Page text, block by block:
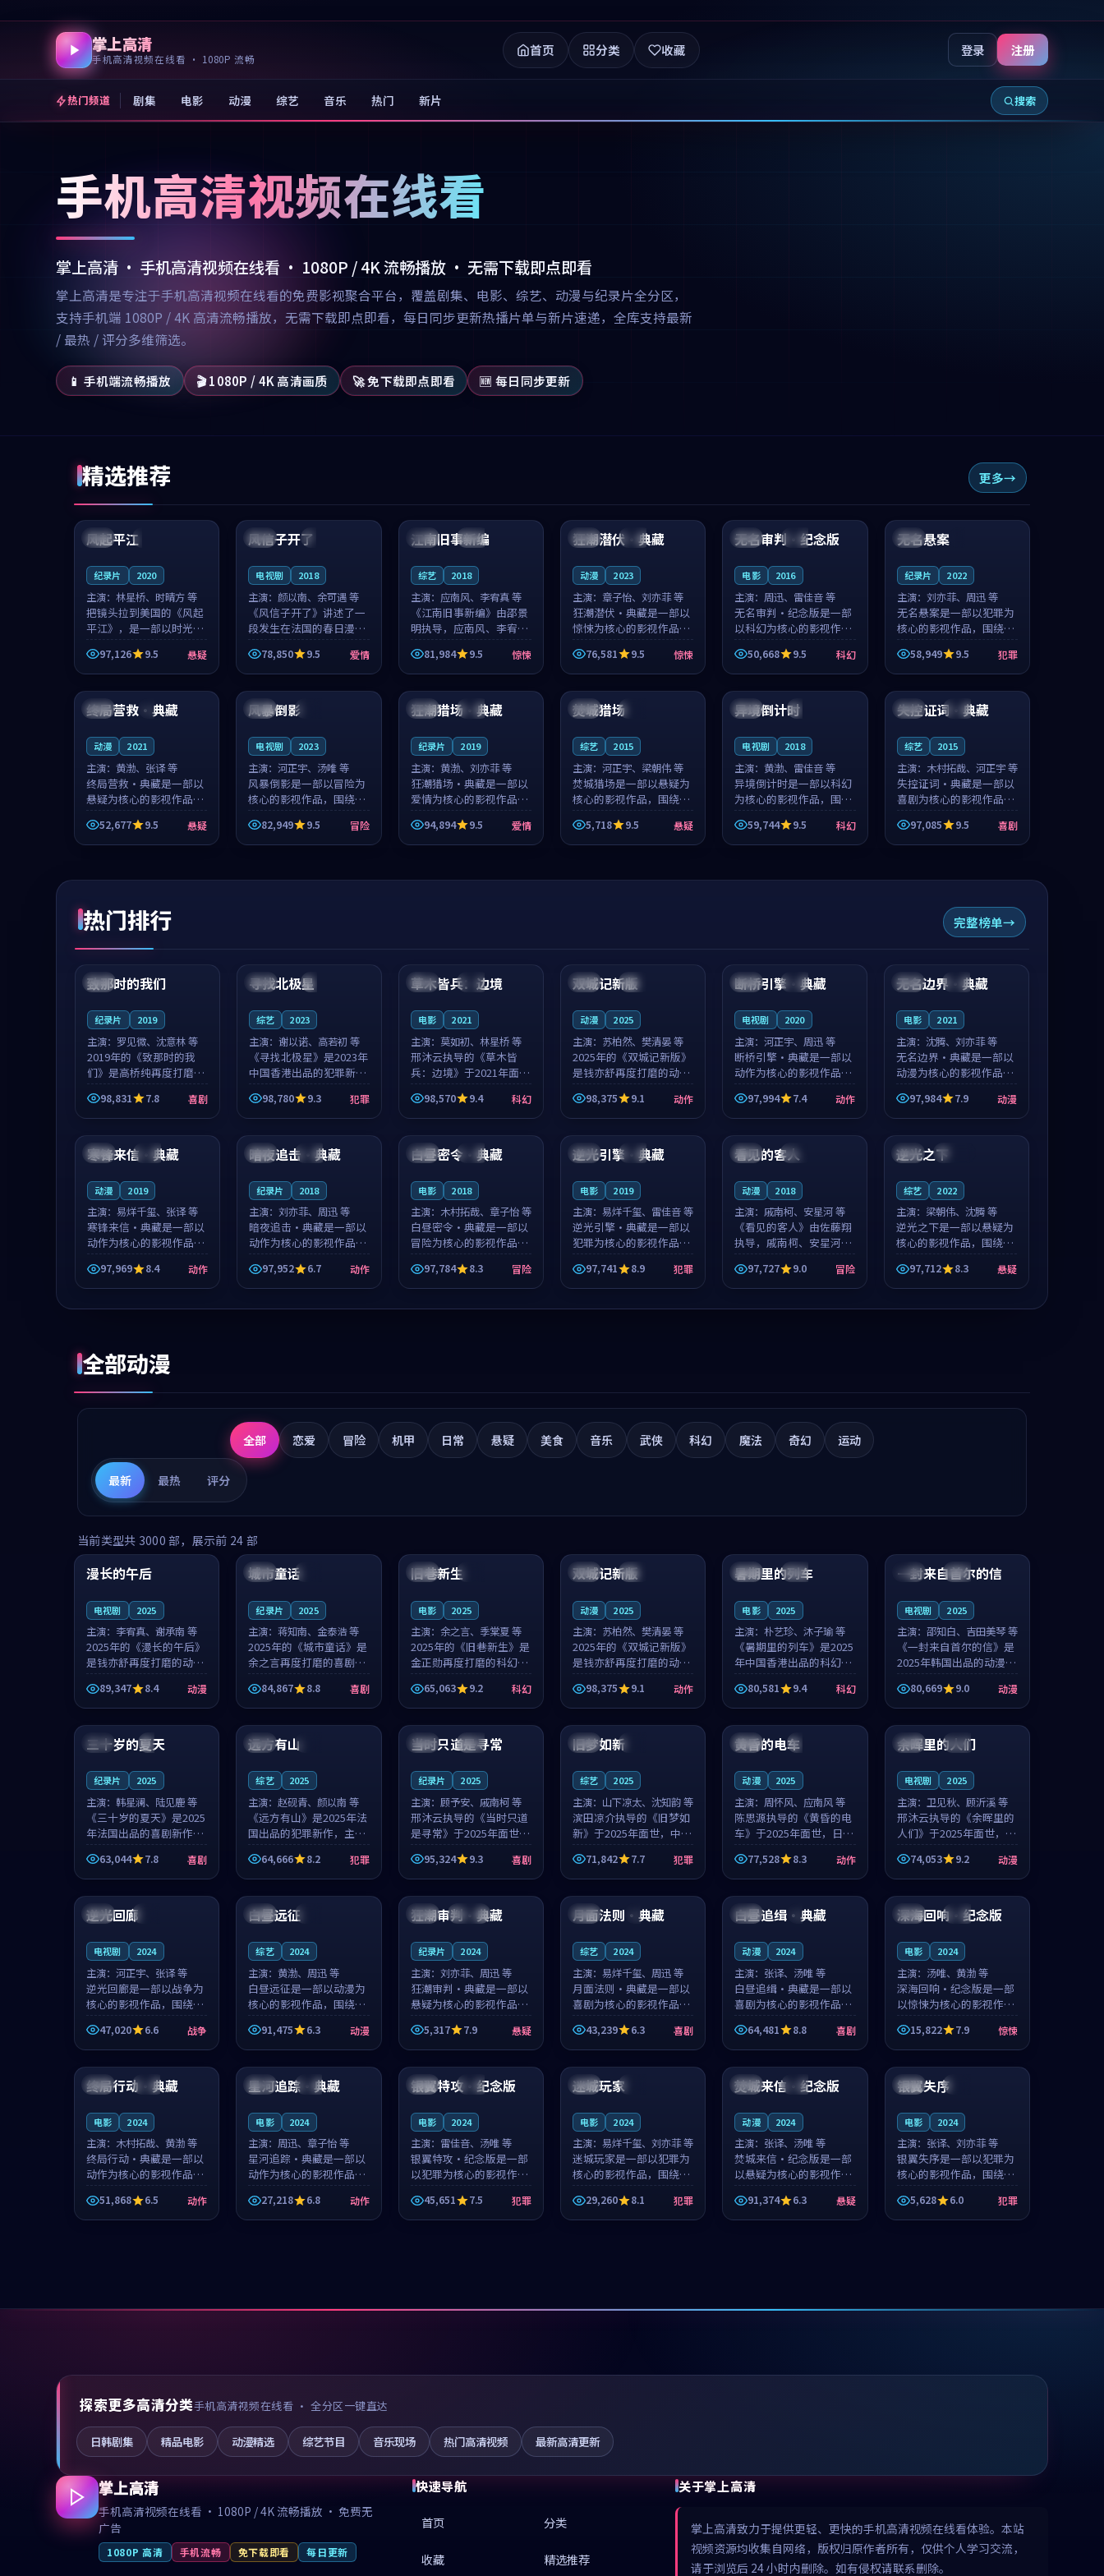
掌上高清
手机高清视频在线看 · 1080P 流畅
首页 分类 收藏 登录 注册
热门频道 剧集 电影 动漫 综艺 音乐 热门 新片 搜索
手机高清视频在线看
掌上高清 · 手机高清视频在线看 · 1080P / 4K 流畅播放 · 无需下载即点即看
掌上高清是专注于手机高清视频在线看的免费影视聚合平台，覆盖剧集、电影、综艺、动漫与纪录片全分区，
支持手机端 1080P / 4K 高清流畅播放，无需下载即点即看，每日同步更新热播片单与新片速递，全库支持最新
/ 最热 / 评分多维筛选。
📱 手机端流畅播放 🎬 1080P / 4K 高清画质 🚀 免下载即点即看 🆕 每日同步更新
精选推荐 更多
美国
99:07
风起平江
纪录片 2020
主演： 林星桥、时晴方 等
把镜头拉到美国的《风起
平江》，是一部以时光记
忆为底色的悬疑作品。林
星桥和时晴方贡献了2020
年颇受关注的合作演出，
影片在情感层次与现实质
感之间游...
97,126 9.5 悬疑
法国 4K
99:21
风信子开了
电视剧 2018
主演：颜以南、余可遇 等
《风信子开了》讲述了一
段发生在法国的春日漫步
故事。颜以南饰演的主角
与余可遇的角色因一场意
外卷入更深的纠葛，爱情
元素贯穿始终，节奏稳健
而富有张力，...
78,850 9.5 爱情
日本 院线
99:53
江南旧事新编
综艺 2018
主演： 应南风、李宥真 等
《江南旧事新编》由邵景
明执导，应南风、李宥真
领衔主演，是一部2018年
上映的日本惊悚综艺。影
片以邻里温情为切入，呈
现一段从初遇到告别都浸
着真实情...
81,984 9.5 惊悚
韩国 热播
99:11
狂潮潜伏·典藏
动漫 2023
主演： 章子怡、刘亦菲 等
狂潮潜伏·典藏是一部以
惊悚为核心的影视作品，
围绕危机、反转与人物成
长展开，整体节奏紧凑，
值得推荐观看。
76,581 9.5 惊悚
中国 高分
99:36
无名审判·纪念版
电影 2016
主演：周迅、雷佳音 等
无名审判·纪念版是一部
以科幻为核心的影视作
品，围绕危机、反转与人
物成长展开，整体节奏紧
凑，值得推荐观看。
50,668 9.5 科幻
中国
99:42
无名悬案
纪录片 2022
主演： 刘亦菲、周迅 等
无名悬案是一部以犯罪为
核心的影视作品，围绕危
机、反转与人物成长展
开，整体节奏紧凑，值得
推荐观看。
58,949 9.5 犯罪
韩国 4K
99:24
终局营救·典藏
动漫 2021
主演： 黄渤、张译 等
终局营救·典藏是一部以
悬疑为核心的影视作品，
围绕危机、反转与人物成
长展开，整体节奏紧凑，
值得推荐观看。
52,677 9.5 悬疑
中国
99:52
风暴倒影
电视剧 2023
主演：河正宇、汤唯 等
风暴倒影是一部以冒险为
核心的影视作品，围绕危
机、反转与人物成长展
开，整体节奏紧凑，值得
推荐观看。
82,949 9.5 冒险
中国 热播
99:36
狂潮猎场·典藏
纪录片 2019
主演： 黄渤、刘亦菲 等
狂潮猎场·典藏是一部以
爱情为核心的影视作品，
围绕危机、反转与人物成
长展开，整体节奏紧凑，
值得推荐观看。
94,894 9.5 爱情
英国
99:30
焚城猎场
综艺 2015
主演： 河正宇、梁朝伟 等
焚城猎场是一部以悬疑为
核心的影视作品，围绕危
机、反转与人物成长展
开，整体节奏紧凑，值得
推荐观看。
5,718 9.5 悬疑
日本 4K
99:15
异境倒计时
电视剧 2018
主演：黄渤、雷佳音 等
异境倒计时是一部以科幻
为核心的影视作品，围绕
危机、反转与人物成长展
开，整体节奏紧凑，值得
推荐观看。
59,744 9.5 科幻
泰国 完结
99:19
失控证词·典藏
综艺 2015
主演： 木村拓哉、河正宇 等
失控证词·典藏是一部以
喜剧为核心的影视作品，
围绕危机、反转与人物成
长展开，整体节奏紧凑，
值得推荐观看。
97,085 9.5 喜剧
热门排行 完整榜单
中国 4K
99:22
致那时的我们
纪录片 2019
主演： 罗见微、沈意林 等
2019年的《致那时的我
们》是高桥纯再度打磨的
喜剧佳作。中国大陆的取
景与都市寓言的氛围相互
成就，罗见微与沈意林的
影片在悬念...
98,831 7.8 喜剧
中国 4K
99:18
寻找北极星
综艺 2023
主演： 谢以诺、高若初 等
《寻找北极星》是2023年
中国香港出品的犯罪新
作，主创团队希望用公路
冒险的故事让观众停下来
想一想。谢以诺领衔，高
柯的叙事节...
98,780 9.3 犯罪
泰国 独播
99:44
草木皆兵：边境
电影 2021
主演： 莫如初、林星桥 等
邢沐云执导的《草木皆
兵：边境》于2021年面
世，泰国的城市气质与校
园青春的人物心境共同构
筑了影片基调。莫如初、
整部科幻电影...
98,570 9.4 科幻
中国 独播
99:40
双城记新版
动漫 2025
主演： 苏柏然、樊清晏 等
2025年的《双城记新版》
是钱亦舒再度打磨的动作
佳作。中国大陆的取景与
沙漠探险的氛围相互成
就，苏柏然与樊清晏的对
片在悬念与...
98,375 9.1 动作
韩国 院线
98:39
断桥引擎·典藏
电视剧 2020
主演： 河正宇、周迅 等
断桥引擎·典藏是一部以
动作为核心的影视作品，
围绕危机、反转与人物成
长展开，整体节奏紧凑，
值得推荐观看。
97,994 7.4 动作
韩国 杜比
99:17
无名边界·典藏
电影 2021
主演： 沈腾、刘亦菲 等
无名边界·典藏是一部以
动漫为核心的影视作品，
围绕危机、反转与人物成
长展开，整体节奏紧凑，
值得推荐观看。
97,984 7.9 动漫
韩国 高分
99:21
寒锋来信·典藏
动漫 2019
主演： 易烊千玺、张译 等
寒锋来信·典藏是一部以
动作为核心的影视作品，
围绕危机、反转与人物成
长展开，整体节奏紧凑，
值得推荐观看。
97,969 8.4 动作
日本 完结
99:56
暗夜追击·典藏
纪录片 2018
主演： 刘亦菲、周迅 等
暗夜追击·典藏是一部以
动作为核心的影视作品，
围绕危机、反转与人物成
长展开，整体节奏紧凑，
值得推荐观看。
97,952 6.7 动作
法国 高分
99:43
白昼密令·典藏
电影 2018
主演： 木村拓哉、章子怡 等
白昼密令·典藏是一部以
冒险为核心的影视作品，
围绕危机、反转与人物成
长展开，整体节奏紧凑，
值得推荐观看。
97,784 8.3 冒险
中国 完结
99:54
逆光引擎·典藏
电影 2019
主演： 易烊千玺、雷佳音 等
逆光引擎·典藏是一部以
犯罪为核心的影视作品，
围绕危机、反转与人物成
长展开，整体节奏紧凑，
值得推荐观看。
97,741 8.9 犯罪
泰国 完结
99:05
看见的客人
动漫 2018
主演： 戚南柯、安星河 等
《看见的客人》由佐藤翔
执导，戚南柯、安星河领
衔主演，是一部2018年上
映的泰国冒险动漫。影片
以海岸抒情为切入，呈现
一段从初遇到告别都浸着
97,727 9.0 冒险
中国 连载中
99:26
逆光之下
综艺 2022
主演： 梁朝伟、沈腾 等
逆光之下是一部以悬疑为
核心的影视作品，围绕危
机、反转与人物成长展
开，整体节奏紧凑，值得
推荐观看。
97,712 8.3 悬疑
全部动漫
全部 恋爱 冒险 机甲 日常 悬疑 美食 音乐 武侠 科幻 魔法 奇幻 运动
最新 最热 评分
当前类型共 3000 部，展示前 24 部
中国 高分
99:16
漫长的午后
电视剧 2025
主演： 李宥真、谢承南 等
2025年的《漫长的午后》
是钱亦舒再度打磨的动漫
佳作。中国大陆的取景与
海岛日常的氛围相互成
就，李宥真与谢承南的对
手戏自然克制，让整部影
片在悬念与...
89,347 8.4 动漫
美国
城市童话
纪录片 2025
主演：蒋知南、金泰浩 等
2025年的《城市童话》是
余之言再度打磨的喜剧佳
作。美国的取景与历史战
争的氛围相互成就，蒋知
南与金泰浩的对手戏自然
克制，让整部影片在悬念
与温度之...
84,867 8.8 喜剧
英国
旧巷新生
电影 2025
主演： 余之言、季棠夏 等
2025年的《旧巷新生》是
金正勋再度打磨的科幻佳
作。英国的取景与雨夜物
语的氛围相互成就，余之
言与季棠夏的对手戏自然
克制，让整部影片在悬念
与温度之...
65,063 9.2 科幻
中国 独播
双城记新版
动漫 2025
主演： 苏柏然、樊清晏 等
2025年的《双城记新版》
是钱亦舒再度打磨的动作
佳作。中国大陆的取景与
沙漠探险的氛围相互成
就，苏柏然与樊清晏的对
手戏自然克制，让整部影
片在悬念与...
98,375 9.1 动作
中国 杜比
暑期里的列车
电影 2025
主演：朴艺珍、沐子瑜 等
《暑期里的列车》是2025
年中国香港出品的科幻新
作，主创团队希望用城市
夜归人的故事让观众停下
来想一想。朴艺珍领衔，
沐子瑜担任重要角色，郑
书延的叙...
80,581 9.4 科幻
韩国 热播
一封来自首尔的信
电视剧 2025
主演： 邵知白、吉田美琴 等
《一封来自首尔的信》是
2025年韩国出品的动漫新
作，主创团队希望用高考
往事的故事让观众停下来
想一想。邵知白领衔，吉
田美琴担任重要角色，谢
承南的叙...
80,669 9.0 动漫
法国 4K
99:12
三十岁的夏天
纪录片 2025
主演： 韩星澜、陆见鹿 等
《三十岁的夏天》是2025
年法国出品的喜剧新作，
主创团队希望用深夜电台
的故事让观众停下来想一
想。韩星澜领衔，陆见鹿
担任重要角色，山田纯一
的叙事节...
63,044 7.8 喜剧
法国
99:48
远方有山
综艺 2025
主演：赵砚青、颜以南 等
《远方有山》是2025年法
国出品的犯罪新作，主创
团队希望用高校追梦的故
事让观众停下来想一想。
赵砚青领衔，颜以南担任
重要角色，山田纯一的叙
事节奏一...
64,666 8.2 犯罪
泰国 杜比
99:32
当时只道是寻常
纪录片 2025
主演： 顾予安、戚南柯 等
邢沐云执导的《当时只道
是寻常》于2025年面世，
泰国的城市气质与母女情
深的人物心境共同构筑了
影片基调。顾予安、戚南
柯用细腻的表演撑起整部
喜剧电影...
95,324 9.3 喜剧
中国
99:08
旧梦如新
综艺 2025
主演： 山下凉太、沈知韵 等
滨田凉介执导的《旧梦如
新》于2025年面世，中国
台湾的城市气质与异国相
遇的人物心境共同构筑了
影片基调。山下凉太、沈
知韵用细腻的表演撑起整
部犯罪电...
71,842 7.7 犯罪
日本 4K
99:20
黄昏的电车
动漫 2025
主演：周怀风、应南风 等
陈思源执导的《黄昏的电
车》于2025年面世，日本
的城市气质与渔村故事的
人物心境共同构筑了影片
基调。周怀风、应南风用
细腻的表演撑起整部动作
电影，剧...
77,528 8.3 动作
泰国 完结
99:56
余晖里的人们
电视剧 2025
主演： 卫见秋、顾沂溪 等
邢沐云执导的《余晖里的
人们》于2025年面世，泰
国的城市气质与小镇生活
的人物心境共同构筑了影
片基调。卫见秋、顾沂溪
用细腻的表演撑起整部动
漫电影，...
74,053 9.2 动漫
英国
93:26
逆光回廊
电视剧 2024
主演： 河正宇、张译 等
逆光回廊是一部以战争为
核心的影视作品，围绕危
机、反转与人物成长展
开，整体节奏紧凑，值得
推荐观看。
47,020 6.6 战争
英国
99:40
白昼远征
综艺 2024
主演：黄渤、周迅 等
白昼远征是一部以动漫为
核心的影视作品，围绕危
机、反转与人物成长展
开，整体节奏紧凑，值得
推荐观看。
91,475 6.3 动漫
中国 连载中
99:22
狂潮审判·典藏
纪录片 2024
主演： 刘亦菲、周迅 等
狂潮审判·典藏是一部以
悬疑为核心的影视作品，
围绕危机、反转与人物成
长展开，整体节奏紧凑，
值得推荐观看。
5,317 7.9 悬疑
中国 4K
99:05
月面法则·典藏
综艺 2024
主演： 易烊千玺、周迅 等
月面法则·典藏是一部以
喜剧为核心的影视作品，
围绕危机、反转与人物成
长展开，整体节奏紧凑，
值得推荐观看。
43,239 6.3 喜剧
中国 4K
99:36
白昼追缉·典藏
动漫 2024
主演： 张译、汤唯 等
白昼追缉·典藏是一部以
喜剧为核心的影视作品，
围绕危机、反转与人物成
长展开，整体节奏紧凑，
值得推荐观看。
64,481 8.8 喜剧
英国 热播
99:05
深海回响·纪念版
电影 2024
主演： 汤唯、黄渤 等
深海回响·纪念版是一部
以惊悚为核心的影视作
品，围绕危机、反转与人
物成长展开，整体节奏紧
凑，值得推荐观看。
15,822 7.9 惊悚
韩国 独播
90:57
终局行动·典藏
电影 2024
主演： 木村拓哉、黄渤 等
终局行动·典藏是一部以
动作为核心的影视作品，
围绕危机、反转与人物成
长展开，整体节奏紧凑，
值得推荐观看。
51,868 6.5 动作
中国 院线
89:00
星河追踪·典藏
电影 2024
主演：周迅、章子怡 等
星河追踪·典藏是一部以
动作为核心的影视作品，
围绕危机、反转与人物成
长展开，整体节奏紧凑，
值得推荐观看。
27,218 6.8 动作
中国 院线
99:47
银翼特攻·纪念版
电影 2024
主演： 雷佳音、汤唯 等
银翼特攻·纪念版是一部
以犯罪为核心的影视作
品，围绕危机、反转与人
物成长展开，整体节奏紧
凑，值得推荐观看。
45,651 7.5 犯罪
英国
99:02
迷城玩家
电影 2024
主演： 易烊千玺、刘亦菲 等
迷城玩家是一部以犯罪为
核心的影视作品，围绕危
机、反转与人物成长展
开，整体节奏紧凑，值得
推荐观看。
29,260 8.1 犯罪
法国 独播
99:39
焚城来信·纪念版
动漫 2024
主演： 张译、汤唯 等
焚城来信·纪念版是一部
以悬疑为核心的影视作
品，围绕危机、反转与人
物成长展开，整体节奏紧
凑，值得推荐观看。
91,374 6.3 悬疑
中国
99:51
银翼失序
电影 2024
主演： 张译、刘亦菲 等
银翼失序是一部以犯罪为
核心的影视作品，围绕危
机、反转与人物成长展
开，整体节奏紧凑，值得
推荐观看。
5,628 6.0 犯罪
探索更多高清分类手机高清视频在线看 · 全分区一键直达
日韩剧集 精品电影 动漫精选 综艺节目 音乐现场 热门高清视频 最新高清更新
掌上高清
手机高清视频在线看 · 1080P / 4K 流畅播放 · 免费无
广告
1080P 高清 手机流畅 免下载即看 每日更新
快速导航
首页 分类
收藏 精选推荐
关于掌上高清
掌上高清致力于提供更轻、更快的手机高清视频在线看体验。本站
视频资源均收集自网络，版权归原作者所有，仅供个人学习交流，
请于浏览后 24 小时内删除。如有侵权请联系删除。